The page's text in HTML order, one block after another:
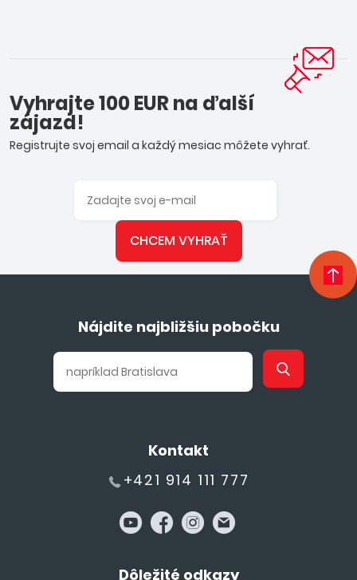
Vyhrajte 100 EUR na ďalší
zájazd!
Registrujte svoj email a každý mesiac môžete vyhrať.
CHCEM VYHRAŤ
Nájdite najbližšiu pobočku
Kontakt
+421 914 111 777
Dôležité odkazy